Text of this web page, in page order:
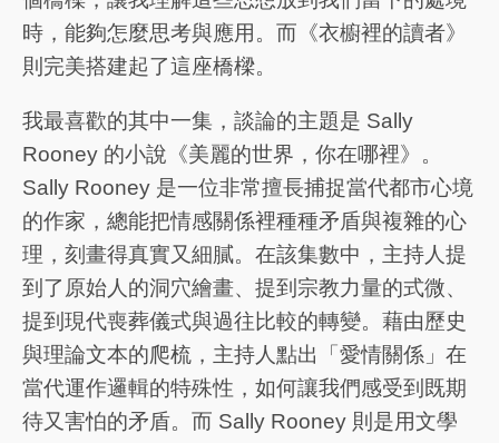
時，能夠怎麼思考與應用。而《衣櫥裡的讀者》
則完美搭建起了這座橋樑。
我最喜歡的其中一集，談論的主題是 Sally
Rooney 的小說《美麗的世界，你在哪裡》。
Sally Rooney 是一位非常擅長捕捉當代都市心境
的作家，總能把情感關係裡種種矛盾與複雜的心
理，刻畫得真實又細膩。在該集數中，主持人提
到了原始人的洞穴繪畫、提到宗教力量的式微、
提到現代喪葬儀式與過往比較的轉變。藉由歷史
與理論文本的爬梳，主持人點出「愛情關係」在
當代運作邏輯的特殊性，如何讓我們感受到既期
待又害怕的矛盾。而 Sally Rooney 則是用文學